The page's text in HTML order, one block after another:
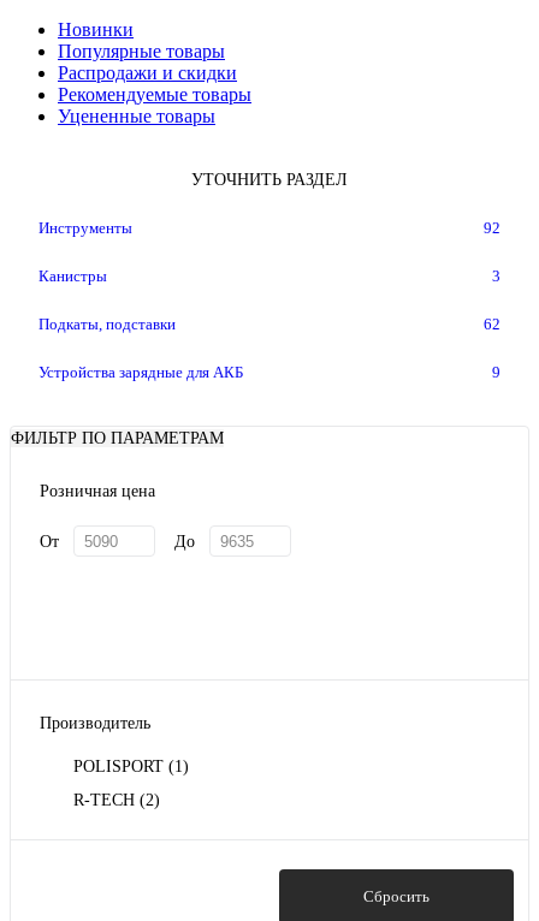
Новинки
Популярные товары
Распродажи и скидки
Рекомендуемые товары
Уцененные товары
УТОЧНИТЬ РАЗДЕЛ
Инструменты 92
Канистры 3
Подкаты, подставки 62
Устройства зарядные для АКБ 9
ФИЛЬТР ПО ПАРАМЕТРАМ
Розничная цена
От До
Производитель
POLISPORT (1)
R-TECH (2)
Сбросить